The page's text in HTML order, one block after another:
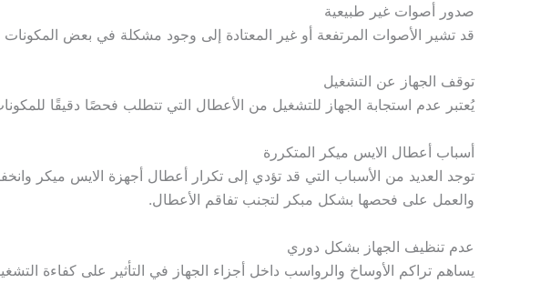
صدور أصوات غير طبيعية
قد تشير الأصوات المرتفعة أو غير المعتادة إلى وجود مشكلة في بعض المكونات
توقف الجهاز عن التشغيل
يُعتبر عدم استجابة الجهاز للتشغيل من الأعطال التي تتطلب فحصًا دقيقًا
أسباب أعطال الايس ميكر المتكررة
توجد العديد من الأسباب التي قد تؤدي إلى تكرار أعطال أجهزة الايس ميكر
والعمل على فحصها بشكل مبكر لتجنب تفاقم الأعطال.
عدم تنظيف الجهاز بشكل دوري
يساهم تراكم الأوساخ والرواسب داخل أجزاء الجهاز في التأثير على كفاءة